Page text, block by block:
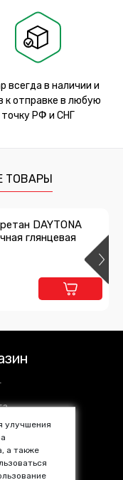
всегда в наличии и
к отправке в любую
точку РФ и СНГ
ТОВАРЫ
DAYTONA
глянцевая
улучшения
а также